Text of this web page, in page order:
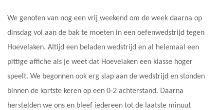
We genoten van nog een vrij weekend om de week daarna op
dinsdag vol aan de bak te moeten in een oefenwedstrijd tegen
Hoevelaken. Altijd een beladen wedstrijd en al helemaal een
pittige affiche als je weet dat Hoevelaken een klasse hoger
speelt. We begonnen ook erg slap aan de wedstrijd en stonden
binnen de kortste keren op een 0-2 achterstand. Daarna
herstelden we ons en bleef iedereen tot de laatste minuut